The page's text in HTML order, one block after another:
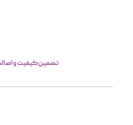
تصمین کیفیت و